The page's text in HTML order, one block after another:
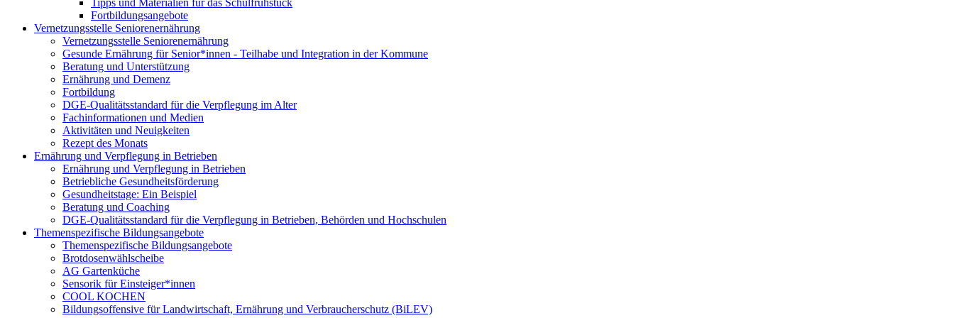
Tipps und Materialien für das Schulfrühstück
Fortbildungsangebote
Vernetzungsstelle Seniorenernährung
Vernetzungsstelle Seniorenernährung
Gesunde Ernährung für Senior*innen - Teilhabe und Integration in der Kommune
Beratung und Unterstützung
Ernährung und Demenz
Fortbildung
DGE-Qualitätsstandard für die Verpflegung im Alter
Fachinformationen und Medien
Aktivitäten und Neuigkeiten
Rezept des Monats
Ernährung und Verpflegung in Betrieben
Ernährung und Verpflegung in Betrieben
Betriebliche Gesundheitsförderung
Gesundheitstage: Ein Beispiel
Beratung und Coaching
DGE-Qualitätsstandard für die Verpflegung in Betrieben, Behörden und Hochschulen
Themenspezifische Bildungsangebote
Themenspezifische Bildungsangebote
Brotdosenwählscheibe
AG Gartenküche
Sensorik für Einsteiger*innen
COOL KOCHEN
Bildungsoffensive für Landwirtschaft, Ernährung und Verbraucherschutz (BiLEV)